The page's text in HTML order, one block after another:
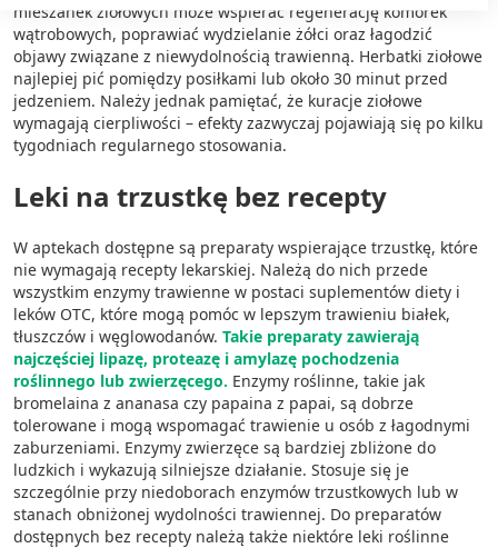
mieszanek ziołowych może wspierać regenerację komórek
wątrobowych, poprawiać wydzielanie żółci oraz łagodzić
objawy związane z niewydolnością trawienną. Herbatki ziołowe
najlepiej pić pomiędzy posiłkami lub około 30 minut przed
jedzeniem. Należy jednak pamiętać, że kuracje ziołowe
wymagają cierpliwości – efekty zazwyczaj pojawiają się po kilku
tygodniach regularnego stosowania.
Leki na trzustkę bez recepty
W aptekach dostępne są preparaty wspierające trzustkę, które
nie wymagają recepty lekarskiej. Należą do nich przede
wszystkim enzymy trawienne w postaci suplementów diety i
leków OTC, które mogą pomóc w lepszym trawieniu białek,
tłuszczów i węglowodanów. Takie preparaty zawierają
najczęściej lipazę, proteazę i amylazę pochodzenia
roślinnego lub zwierzęcego. Enzymy roślinne, takie jak
bromelaina z ananasa czy papaina z papai, są dobrze
tolerowane i mogą wspomagać trawienie u osób z łagodnymi
zaburzeniami. Enzymy zwierzęce są bardziej zbliżone do
ludzkich i wykazują silniejsze działanie. Stosuje się je
szczególnie przy niedoborach enzymów trzustkowych lub w
stanach obniżonej wydolności trawiennej. Do preparatów
dostępnych bez recepty należą także niektóre leki roślinne
Cele przetwarzania IAB:
Przechowywanie informacji na urządzeniu
lub dostęp do nich
Wykorzystywanie ograniczonych danych do
wyboru reklam
Tworzenie profili w celu
spersonalizowanych reklam
Wykorzystanie profili do wyboru
spersonalizowanych reklam
Tworzenie profili w celu personalizacji treści
Wykorzystywanie profili w celu doboru
spersonalizowanych treści
Pomiar efektywności reklam
Pomiar efektywności treści
Rozumienie odbiorców dzięki statystyce lub
kombinacji danych z różnych źródeł